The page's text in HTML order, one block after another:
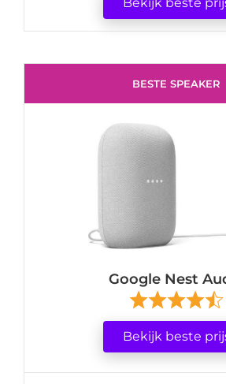
BESTE SPEAKER
Google Nest
Bekijk beste